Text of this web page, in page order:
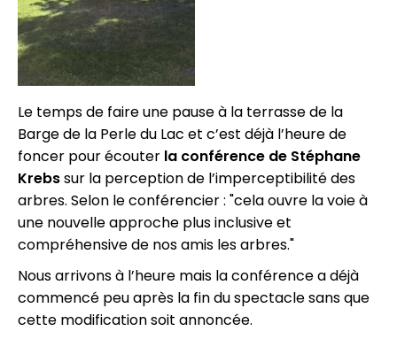
Le temps de faire une pause à la terrasse de la
Barge de la Perle du Lac et c’est déjà l’heure de
foncer pour écouter la conférence de Stéphane
Krebssur la perception de l’imperceptibilité des
arbres. Selon le conférencier : "cela ouvre la voie à
une nouvelle approche plus inclusive et
compréhensive de nos amis les arbres."
Nous arrivons à l’heure mais la conférence a déjà
commencé peu après la fin du spectacle sans que
cette modification soit annoncée.